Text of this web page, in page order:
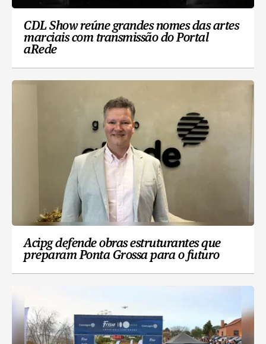
CDL Show reúne grandes nomes das artes
marciais com transmissão do Portal
aRede
Acipg defende obras estruturantes que
preparam Ponta Grossa para o futuro